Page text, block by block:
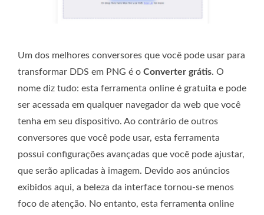
Um dos melhores conversores que você pode usar para
transformar DDS em PNG é o Converter grátis. O
nome diz tudo: esta ferramenta online é gratuita e pode
ser acessada em qualquer navegador da web que você
tenha em seu dispositivo. Ao contrário de outros
conversores que você pode usar, esta ferramenta
possui configurações avançadas que você pode ajustar,
que serão aplicadas à imagem. Devido aos anúncios
exibidos aqui, a beleza da interface tornou-se menos
foco de atenção. No entanto, esta ferramenta online